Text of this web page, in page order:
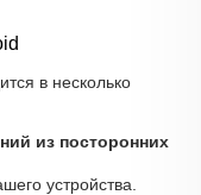
в несколько
из посторонних
устройства.